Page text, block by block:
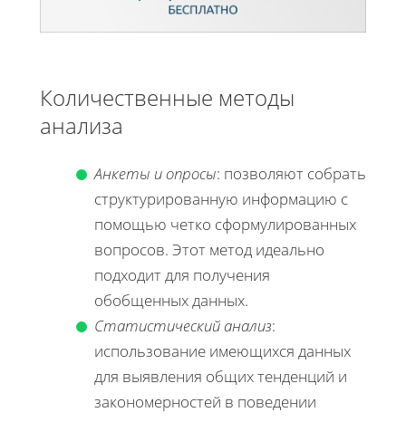
Количественные методы
анализа
Анкеты и опросы: позволяют собрать
структурированную информацию с
помощью четко сформулированных
вопросов. Этот метод идеально
подходит для получения
обобщенных данных.
Статистический анализ:
использование имеющихся данных
для выявления общих тенденций и
закономерностей в поведении